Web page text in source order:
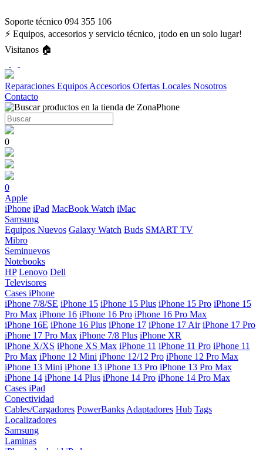
Soporte técnico 094 355 106
⚡ Equipos, accesorios y servicio técnico, ¡todo en un solo lugar!
Visitanos 🏠
Reparaciones Equipos Accesorios Ofertas Locales Nosotros
Contacto
0
0
Apple
iPhone iPad MacBook Watch iMac
Samsung
Equipos Nuevos Galaxy Watch Buds SMART TV
Mibro
Seminuevos
Notebooks
HP Lenovo Dell
Televisores
Cases iPhone
iPhone 7/8/SE iPhone 15 iPhone 15 Plus iPhone 15 Pro iPhone 15
Pro Max iPhone 16 iPhone 16 Pro iPhone 16 Pro Max
iPhone 16E iPhone 16 Plus iPhone 17 iPhone 17 Air iPhone 17 Pro
iPhone 17 Pro Max iPhone 7/8 Plus iPhone XR
iPhone X/XS iPhone XS Max iPhone 11 iPhone 11 Pro iPhone 11
Pro Max iPhone 12 Mini iPhone 12/12 Pro iPhone 12 Pro Max
iPhone 13 Mini iPhone 13 iPhone 13 Pro iPhone 13 Pro Max
iPhone 14 iPhone 14 Plus iPhone 14 Pro iPhone 14 Pro Max
Cases iPad
Conectividad
Cables/Cargadores PowerBanks Adaptadores Hub Tags
Localizadores
Samsung
Laminas